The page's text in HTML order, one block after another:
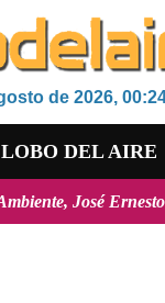
de 2026,
LOBO DEL AIRE
Ávila: "la mayoría